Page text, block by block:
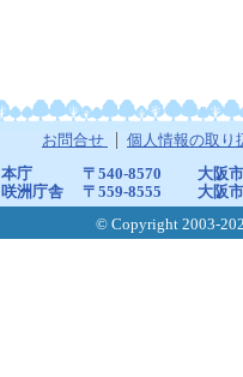
お問合せ 個人情報の取り
本庁 〒540-8570
大阪
咲洲庁舎
〒559-8555
大阪
© Copyright 2003-